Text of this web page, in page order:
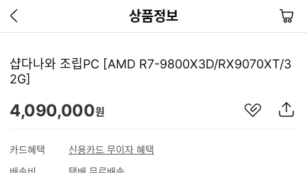
상품정보
이
지
가
장
바
샵다나와 조립PC [AMD R7-9800X3D/RX9070XT/3
2G]
4,090,000원
카드혜택
신용카드 무이자 혜택